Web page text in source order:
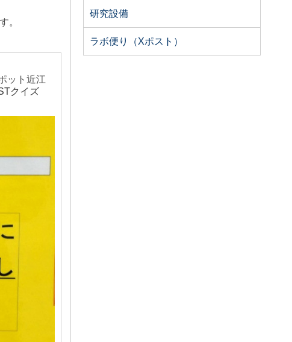
。
ット近江
クイズ
研究設備
ラボ便り（Xポスト）